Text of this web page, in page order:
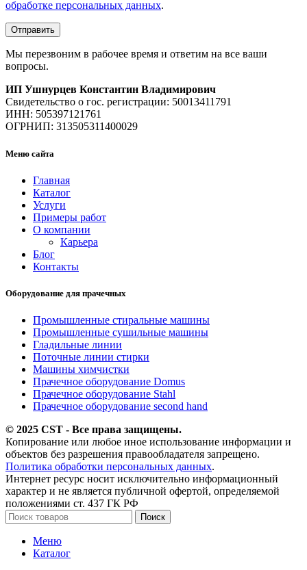
обработке персональных данных.
Мы перезвоним в рабочее время и ответим на все ваши
вопросы.
ИП Ушнурцев Константин Владимирович
Свидетельство о гос. регистрации: 50013411791
ИНН: 505397121761
ОГРНИП: 313505311400029
Меню сайта
Главная
Каталог
Услуги
Примеры работ
О компании
Карьера
Блог
Контакты
Оборудование для прачечных
Промышленные стиральные машины
Промышленные сушильные машины
Гладильные линии
Поточные линии стирки
Машины химчистки
Прачечное оборудование Domus
Прачечное оборудование Stahl
Прачечное оборудование second hand
© 2025 CST - Все права защищены.
Копирование или любое иное использование информации и
объектов без разрешения правообладателя запрещено.
Политика обработки персональных данных.
Интернет ресурс носит исключительно информационный
характер и не является публичной офертой, определяемой
положениями ст. 437 ГК РФ
Поиск
Меню
Каталог